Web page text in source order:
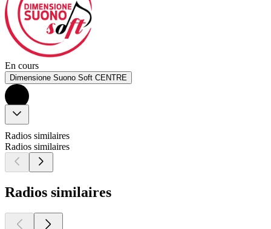
En cours
Dimensione Suono Soft CENTRE
Radios similaires
Radios similaires
Radios similaires